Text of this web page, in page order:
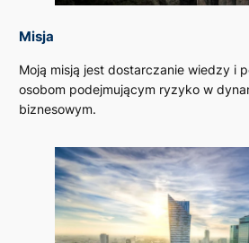
Misja
Moją misją jest dostarczanie wiedzy i
osobom podejmującym ryzyko w
biznesowym.